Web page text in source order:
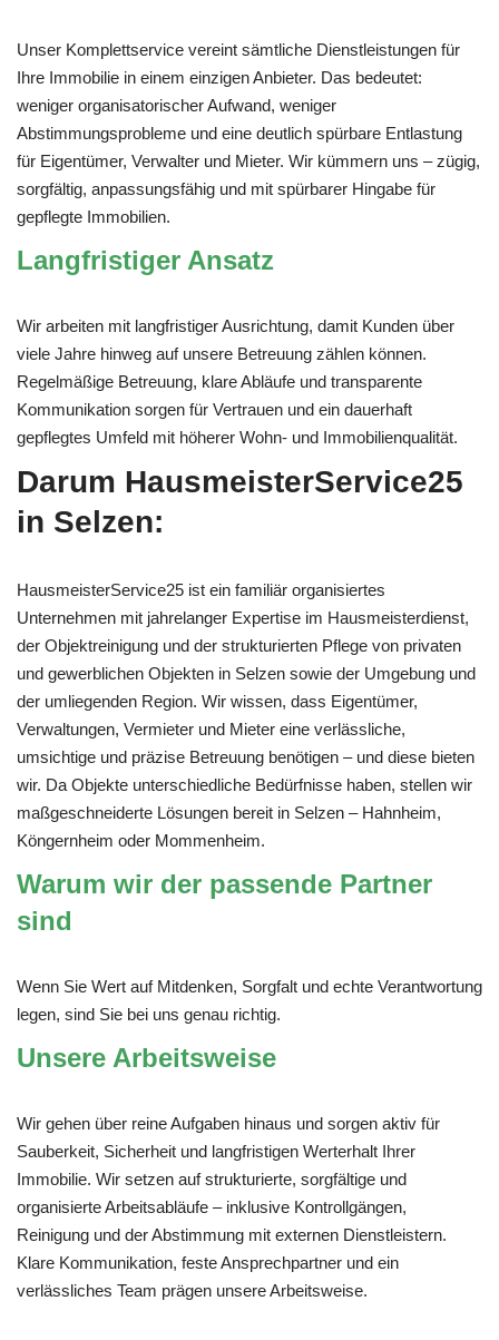
Unser Komplettservice vereint sämtliche Dienstleistungen für
Ihre Immobilie in einem einzigen Anbieter. Das bedeutet:
weniger organisatorischer Aufwand, weniger
Abstimmungsprobleme und eine deutlich spürbare Entlastung
für Eigentümer, Verwalter und Mieter. Wir kümmern uns – zügig,
sorgfältig, anpassungsfähig und mit spürbarer Hingabe für
gepflegte Immobilien.
Langfristiger Ansatz
Wir arbeiten mit langfristiger Ausrichtung, damit Kunden über
viele Jahre hinweg auf unsere Betreuung zählen können.
Regelmäßige Betreuung, klare Abläufe und transparente
Kommunikation sorgen für Vertrauen und ein dauerhaft
gepflegtes Umfeld mit höherer Wohn- und Immobilienqualität.
Darum HausmeisterService25
in Selzen:
HausmeisterService25 ist ein familiär organisiertes
Unternehmen mit jahrelanger Expertise im Hausmeisterdienst,
der Objektreinigung und der strukturierten Pflege von privaten
und gewerblichen Objekten in Selzen sowie der Umgebung und
der umliegenden Region. Wir wissen, dass Eigentümer,
Verwaltungen, Vermieter und Mieter eine verlässliche,
umsichtige und präzise Betreuung benötigen – und diese bieten
wir. Da Objekte unterschiedliche Bedürfnisse haben, stellen wir
maßgeschneiderte Lösungen bereit in Selzen – Hahnheim,
Köngernheim oder Mommenheim.
Warum wir der passende Partner
sind
Wenn Sie Wert auf Mitdenken, Sorgfalt und echte Verantwortung
legen, sind Sie bei uns genau richtig.
Unsere Arbeitsweise
Wir gehen über reine Aufgaben hinaus und sorgen aktiv für
Sauberkeit, Sicherheit und langfristigen Werterhalt Ihrer
Immobilie. Wir setzen auf strukturierte, sorgfältige und
organisierte Arbeitsabläufe – inklusive Kontrollgängen,
Reinigung und der Abstimmung mit externen Dienstleistern.
Klare Kommunikation, feste Ansprechpartner und ein
verlässliches Team prägen unsere Arbeitsweise.